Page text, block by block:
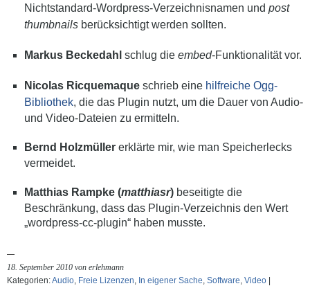
Nichtstandard-Wordpress-Verzeichnisnamen und post
thumbnails berücksichtigt werden sollten.
Markus Beckedahl schlug die embed-Funktionalität vor.
Nicolas Ricquemaque schrieb eine hilfreiche Ogg-
Bibliothek, die das Plugin nutzt, um die Dauer von Audio-
und Video-Dateien zu ermitteln.
Bernd Holzmüller erklärte mir, wie man Speicherlecks
vermeidet.
Matthias Rampke (matthiasr) beseitigte die
Beschränkung, dass das Plugin-Verzeichnis den Wert
„wordpress-cc-plugin“ haben musste.
18. September 2010 von erlehmann
Kategorien:Audio, Freie Lizenzen, In eigener Sache, Software, Video